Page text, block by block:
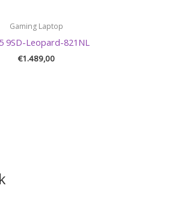
Gaming Laptop
9SD-Leopard-821NL
€1.489,00